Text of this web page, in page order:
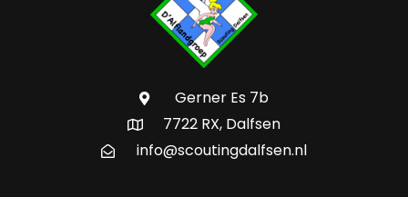
Gerner Es 7b
7722 RX, Dalfsen
info@scoutingdalfsen.nl